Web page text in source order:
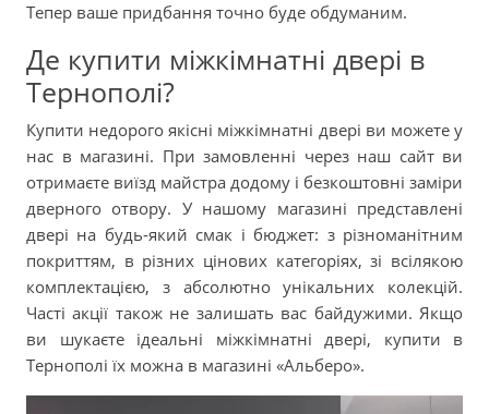
Тепер ваше придбання точно буде обдуманим.
Де купити міжкімнатні двері в
Тернополі?
Купити недорого якісні міжкімнатні двері ви можете у
нас в магазині. При замовленні через наш сайт ви
отримаєте виїзд майстра додому і безкоштовні заміри
дверного отвору. У нашому магазині представлені
двері на будь-який смак і бюджет: з різноманітним
покриттям, в різних цінових категоріях, зі всілякою
комплектацією, з абсолютно унікальних колекцій.
Часті акції також не залишать вас байдужими. Якщо
ви шукаєте ідеальні міжкімнатні двері, купити в
Тернополі їх можна в магазині «Альберо».